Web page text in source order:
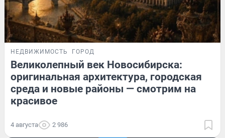
НЕДВИЖИМОСТЬ ГОРОД
Великолепный век Новосибирска:
оригинальная архитектура, городская
среда и новые районы — смотрим на
красивое
4 августа 2 986